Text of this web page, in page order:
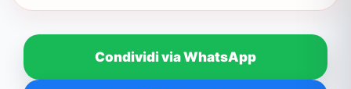
Condividi via WhatsApp